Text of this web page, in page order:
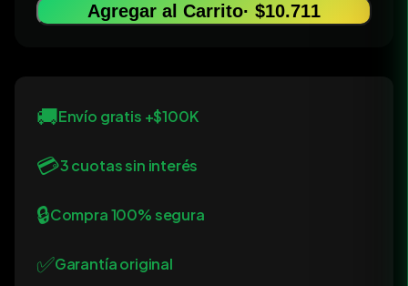
Agregar al Carrito· $10.711
🚚Envío gratis +$100K
💳3 cuotas sin interés
🔒Compra 100% segura
✅Garantía original